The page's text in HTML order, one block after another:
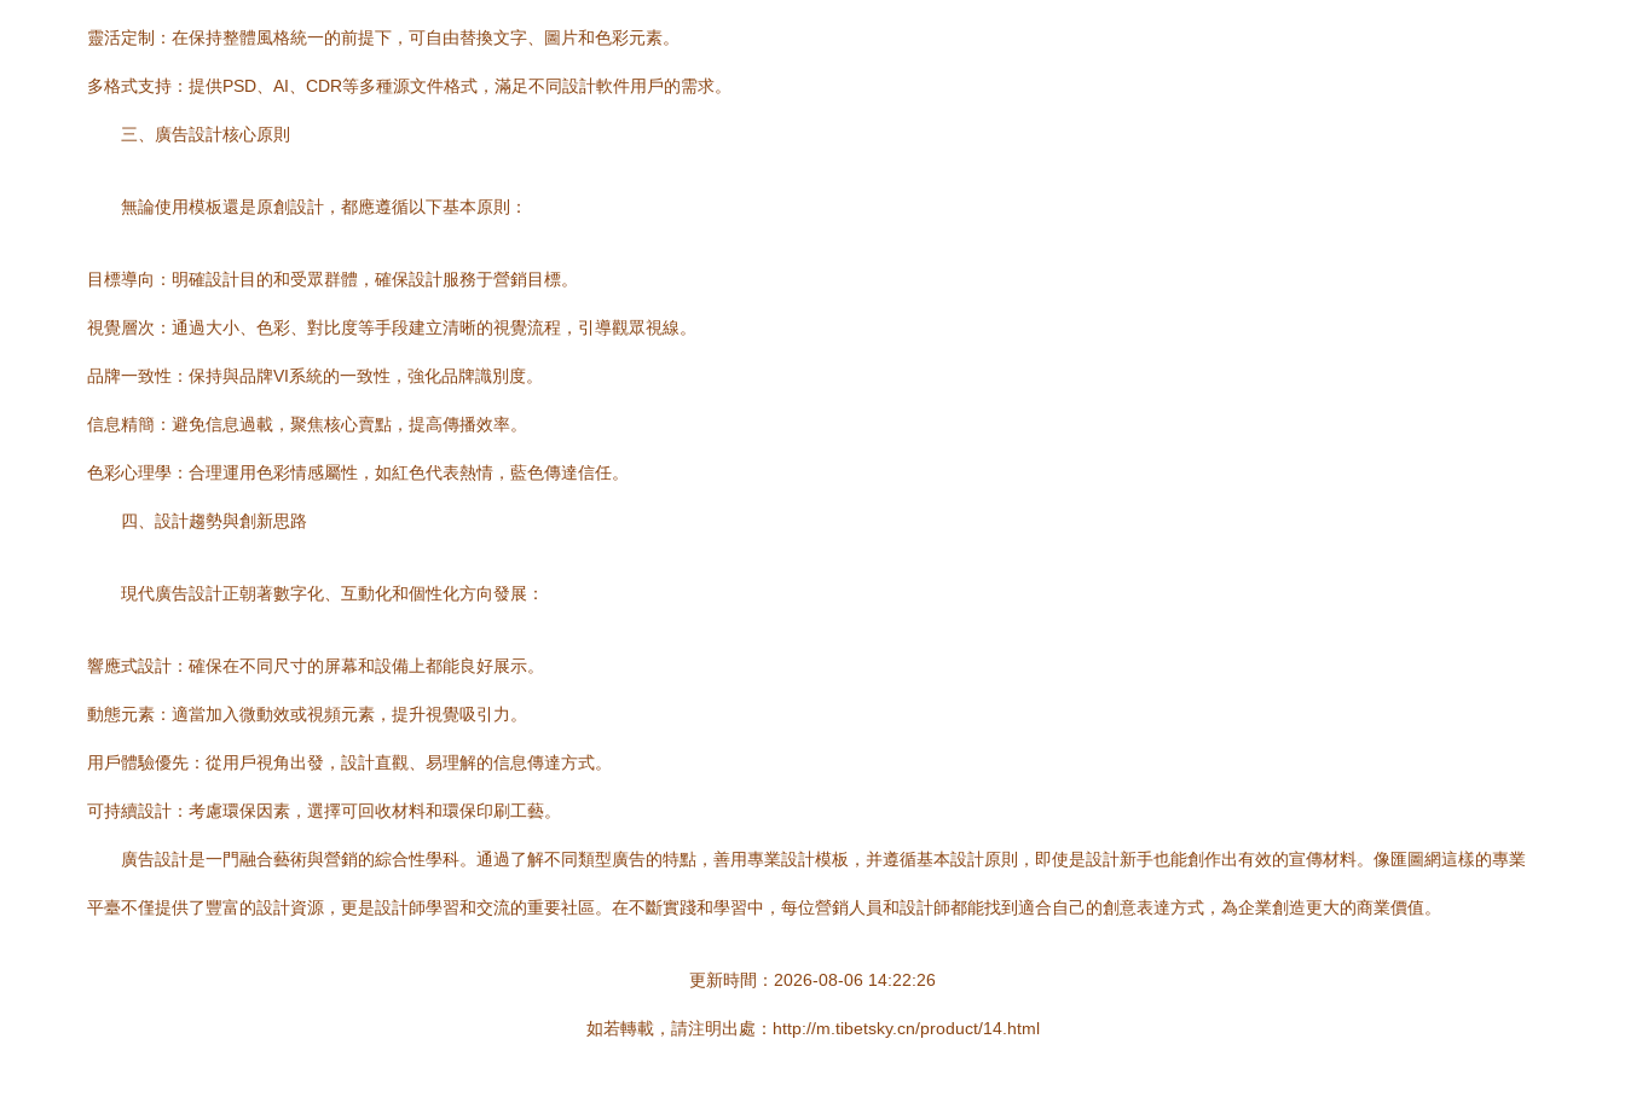
靈活定制：在保持整體風格統一的前提下，可自由替換文字、圖片和色彩元素。
多格式支持：提供PSD、AI、CDR等多種源文件格式，滿足不同設計軟件用戶的需求。
三、廣告設計核心原則
無論使用模板還是原創設計，都應遵循以下基本原則：
目標導向：明確設計目的和受眾群體，確保設計服務于營銷目標。
視覺層次：通過大小、色彩、對比度等手段建立清晰的視覺流程，引導觀眾視線。
品牌一致性：保持與品牌VI系統的一致性，強化品牌識別度。
信息精簡：避免信息過載，聚焦核心賣點，提高傳播效率。
色彩心理學：合理運用色彩情感屬性，如紅色代表熱情，藍色傳達信任。
四、設計趨勢與創新思路
現代廣告設計正朝著數字化、互動化和個性化方向發展：
響應式設計：確保在不同尺寸的屏幕和設備上都能良好展示。
動態元素：適當加入微動效或視頻元素，提升視覺吸引力。
用戶體驗優先：從用戶視角出發，設計直觀、易理解的信息傳達方式。
可持續設計：考慮環保因素，選擇可回收材料和環保印刷工藝。
廣告設計是一門融合藝術與營銷的綜合性學科。通過了解不同類型廣告的特點，善用專業設計模板，并遵循基本設計原則，即使是設計新手也能創作出有效的宣傳材料。像匯圖網這樣的專業
平臺不僅提供了豐富的設計資源，更是設計師學習和交流的重要社區。在不斷實踐和學習中，每位營銷人員和設計師都能找到適合自己的創意表達方式，為企業創造更大的商業價值。
更新時間：2026-08-06 14:22:26
如若轉載，請注明出處：http://m.tibetsky.cn/product/14.html